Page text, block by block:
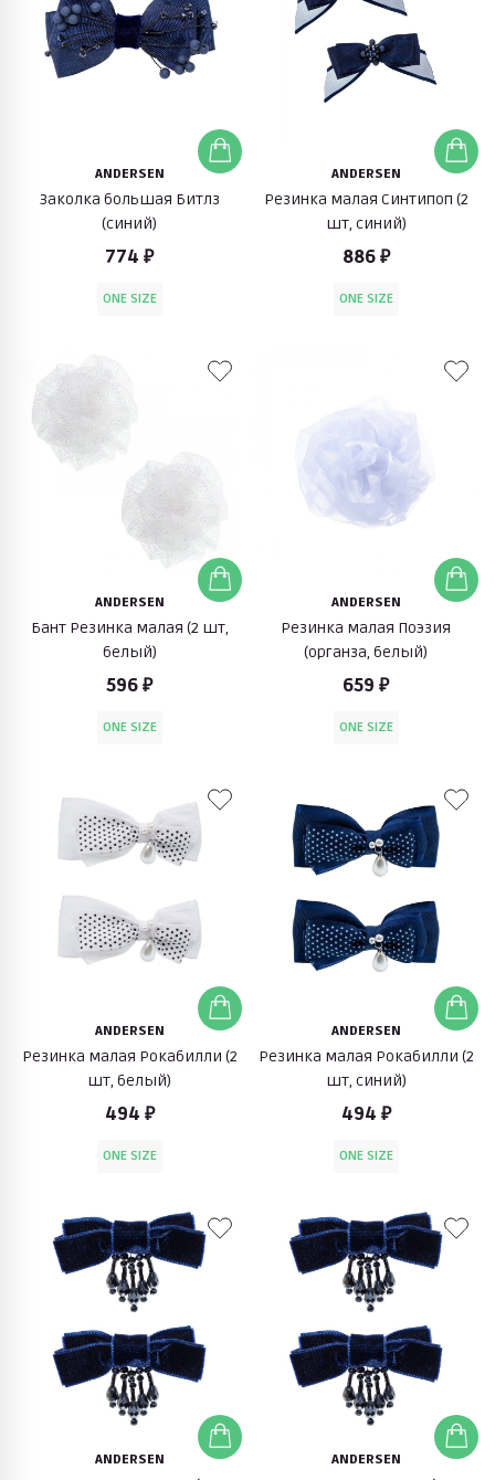
ANDERSEN
Заколка большая Битлз
(синий)
774 ₽
ONE SIZE
ANDERSEN
Резинка малая Синтипоп (2
шт, синий)
886 ₽
ONE SIZE
ANDERSEN
Бант Резинка малая (2 шт,
белый)
596 ₽
ONE SIZE
ANDERSEN
Резинка малая Поэзия
(органза, белый)
659 ₽
ONE SIZE
ANDERSEN
Резинка малая Рокабилли (2
шт, белый)
494 ₽
ONE SIZE
ANDERSEN
Резинка малая Рокабилли (2
шт, синий)
494 ₽
ONE SIZE
ANDERSEN ANDERSEN